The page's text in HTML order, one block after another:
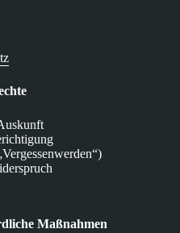
Maßnahmen